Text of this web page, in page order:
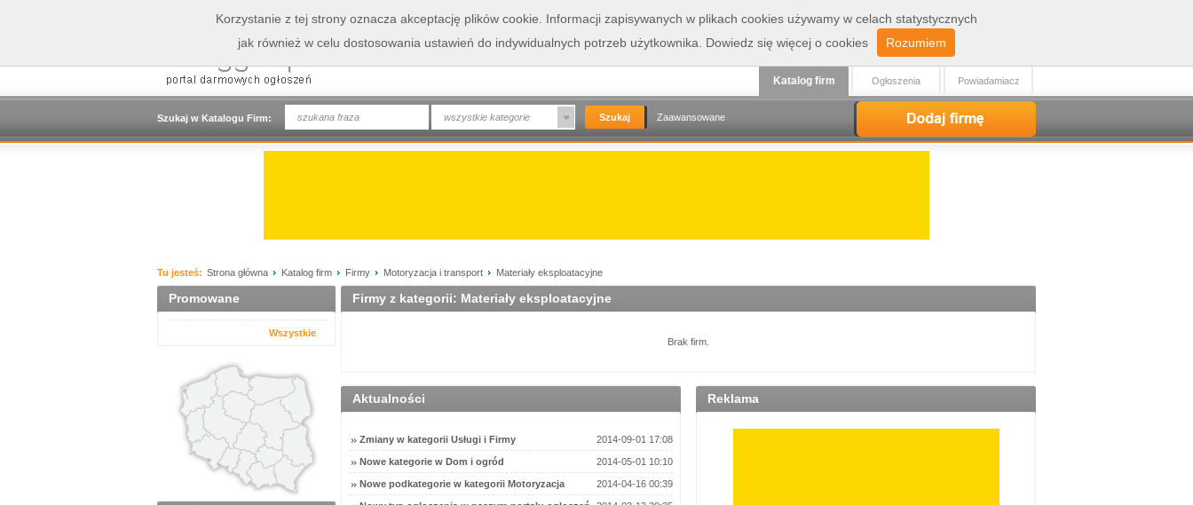
Zaloguj
Szukaj w Katalogu Firm: wszystkie kategorie Zaawansowane
Powiadamiacz
Ogłoszenia
Katalog firm
Tu jesteś: Strona główna Katalog firm Firmy Motoryzacja i transport Materiały eksploatacyjne
Promowane
Wszystkie
Firmy z kategorii: Materiały eksploatacyjne
Brak firm.
Aktualności
Zmiany w kategorii Usługi i Firmy 2014-09-01 17:08
Nowe kategorie w Dom i ogród 2014-05-01 10:10
Nowe podkategorie w kategorii Motoryzacja 2014-04-16 00:39
Reklama
Korzystanie z tej strony oznacza akceptację plików cookie. Informacji zapisywanych w plikach cookies używamy w celach statystycznych
jak również w celu dostosowania ustawień do indywidualnych potrzeb użytkownika. Dowiedz się więcej o cookies Rozumiem